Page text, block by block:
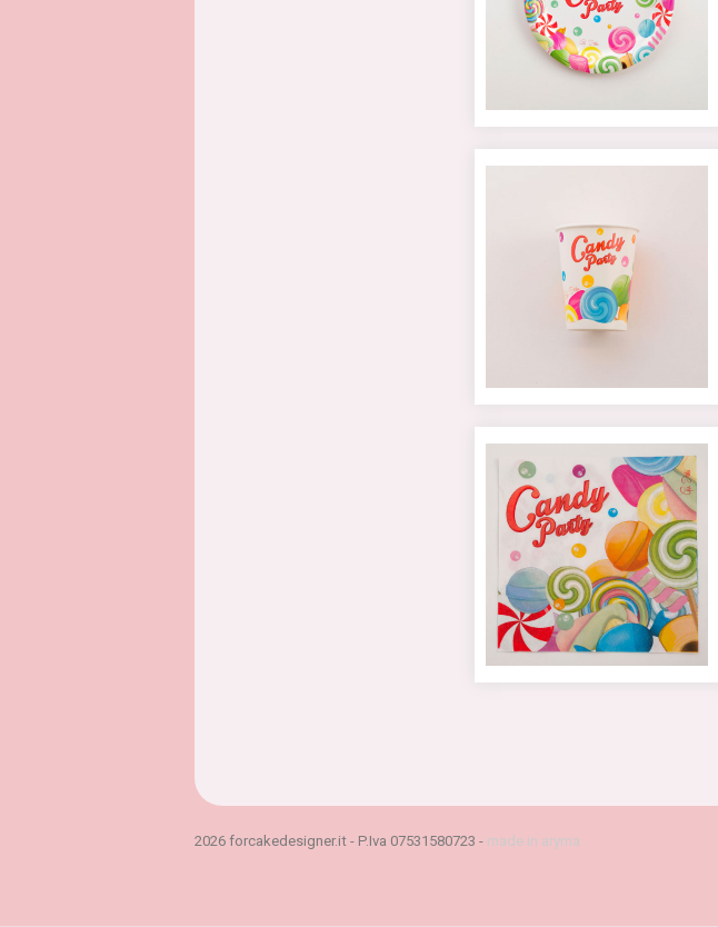
2026 forcakedesigner.it - P.Iva 07531580723 - made in aryma